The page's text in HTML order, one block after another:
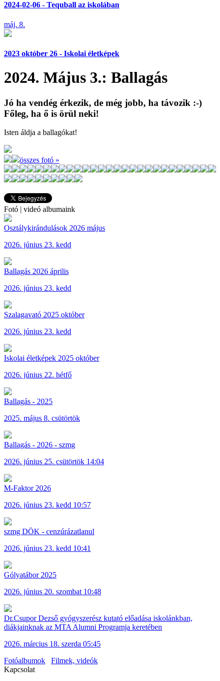
2024-02-06 - Tequball az iskolában
máj. 8.
2023 október 26 - Iskolai életképek
2024. Május 3.: Ballagás
Jó ha vendég érkezik, de még jobb, ha távozik :-)
Főleg, ha ő is örül neki!
Isten áldja a ballagókat!
összes fotó »
Fotó | videó albumaink
Osztálykirándulások 2026 május
2026. június 23. kedd
Ballagás 2026 április
2026. június 23. kedd
Szalagavató 2025 október
2026. június 23. kedd
Iskolai életképek 2025 október
2026. június 22. hétfő
Ballagás - 2025
2025. május 8. csütörtök
Ballagás - 2026 - szmg
2026. június 25. csütörtök 14:04
M-Faktor 2026
2026. június 23. kedd 10:57
szmg DÖK - cenzúrázatlanul
2026. június 23. kedd 10:41
Gólyatábor 2025
2026. június 20. szombat 10:48
Dr.Csupor Dezső gyógyszerész kutató előadása iskolánkban,
diákjainknak az MTA Alumni Programja keretében
2026. március 18. szerda 05:45
Fotóalbumok
Filmek, videók
Kapcsolat